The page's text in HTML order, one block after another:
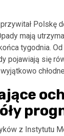
Polskę
mają
tygodnia.
pojawiają się
z Instytutu